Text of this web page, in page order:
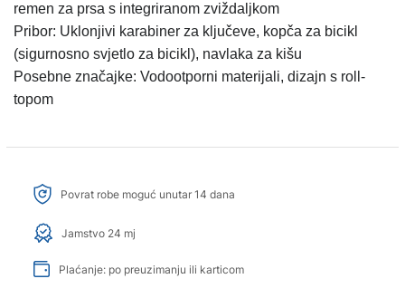
remen za prsa s integriranom zviždaljkom
Pribor: Uklonjivi karabiner za ključeve, kopča za bicikl
(sigurnosno svjetlo za bicikl), navlaka za kišu
Posebne značajke: Vodootporni materijali, dizajn s roll-
topom
Povrat robe moguć unutar 14 dana
Jamstvo 24 mj
Plaćanje: po preuzimanju ili karticom